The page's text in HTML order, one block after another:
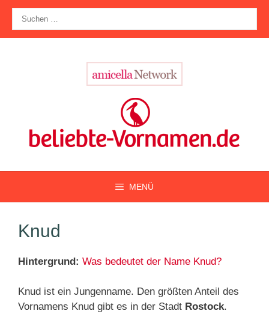
Zum
Inhalt
springen
nach:
MENÜ
Knud
Hintergrund: Was bedeutet der Name Knud?
Knud ist ein Jungenname. Den größten Anteil des
Vornamens Knud gibt es in der Stadt Rostock.